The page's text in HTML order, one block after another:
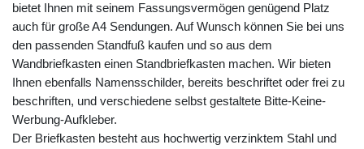
bietet Ihnen mit seinem Fassungsvermögen genügend Platz
auch für große A4 Sendungen. Auf Wunsch können Sie bei uns
den passenden Standfuß kaufen und so aus dem
Wandbriefkasten einen Standbriefkasten machen. Wir bieten
Ihnen ebenfalls Namensschilder, bereits beschriftet oder frei zu
beschriften, und verschiedene selbst gestaltete Bitte-Keine-
Werbung-Aufkleber.
Der Briefkasten besteht aus hochwertig verzinktem Stahl und